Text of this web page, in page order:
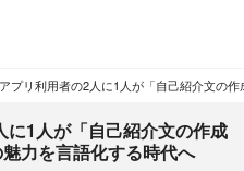
プリ利用者の2人に1人が「自己紹介文の
1人が「自己紹介文の作成
力を言語化する時代へ